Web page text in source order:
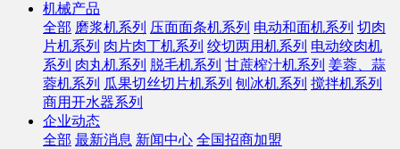
机械产品
全部 磨浆机系列 压面面条机系列 电动和面机系列 切肉
片机系列 肉片肉丁机系列 绞切两用机系列 电动绞肉机
系列 肉丸机系列 脱毛机系列 甘蔗榨汁机系列 姜蓉、蒜
蓉机系列 瓜果切丝切片机系列 刨冰机系列 搅拌机系列
商用开水器系列
企业动态
全部 最新消息 新闻中心 全国招商加盟